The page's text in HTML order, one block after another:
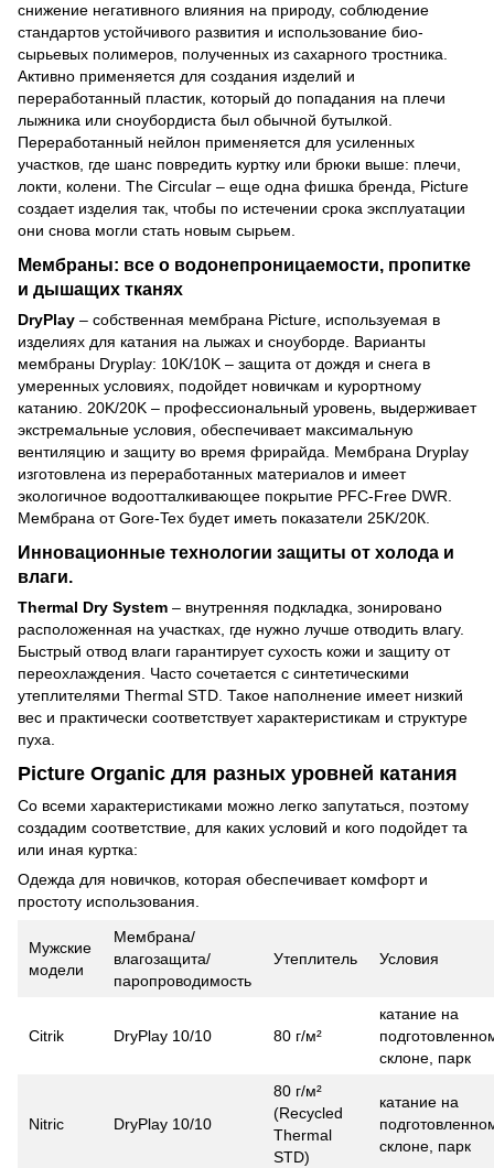
снижение негативного влияния на природу, соблюдение
стандартов устойчивого развития и использование био-
сырьевых полимеров, полученных из сахарного тростника.
Активно применяется для создания изделий и
переработанный пластик, который до попадания на плечи
лыжника или сноубордиста был обычной бутылкой.
Переработанный нейлон применяется для усиленных
участков, где шанс повредить куртку или брюки выше: плечи,
локти, колени. The Circular – еще одна фишка бренда, Picture
создает изделия так, чтобы по истечении срока эксплуатации
они снова могли стать новым сырьем.
Мембраны: все о водонепроницаемости, пропитке
и дышащих тканях
DryPlay – собственная мембрана Picture, используемая в
изделиях для катания на лыжах и сноуборде. Варианты
мембраны Dryplay: 10K/10K – защита от дождя и снега в
умеренных условиях, подойдет новичкам и курортному
катанию. 20K/20K – профессиональный уровень, выдерживает
экстремальные условия, обеспечивает максимальную
вентиляцию и защиту во время фрирайда. Мембрана Dryplay
изготовлена ​​из переработанных материалов и имеет
экологичное водоотталкивающее покрытие PFC-Free DWR.
Мембрана от Gore-Tex будет иметь показатели 25K/20К.
Инновационные технологии защиты от холода и
влаги.
Thermal Dry System – внутренняя подкладка, зонировано
расположенная на участках, где нужно лучше отводить влагу.
Быстрый отвод влаги гарантирует сухость кожи и защиту от
переохлаждения. Часто сочетается с синтетическими
утеплителями Thermal STD. Такое наполнение имеет низкий
вес и практически соответствует характеристикам и структуре
пуха.
Picture Organic для разных уровней катания
Со всеми характеристиками можно легко запутаться, поэтому
создадим соответствие, для каких условий и кого подойдет та
или иная куртка:
Одежда для новичков, которая обеспечивает комфорт и
простоту использования.
Мужские
модели
Мембрана/
влагозащита/
паропроводимость
Утеплитель Условия
Citrik DryPlay 10/10 80 г/м²
катание на
склоне, парк
Nitric DryPlay 10/10
80 г/м²
(Recycled
Thermal
STD)
катание на
склоне, парк